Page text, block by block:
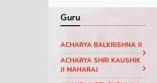
Guru
ACHARYA BALKRISHNA JI
ACHARYA SHRI KAUSHIK
JI MAHARAJ